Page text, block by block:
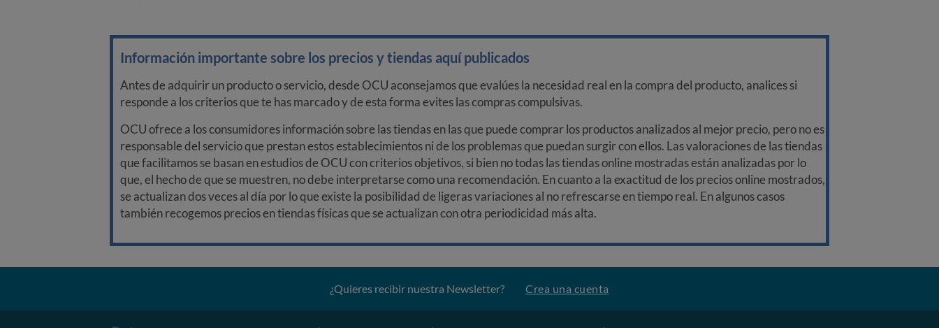
Información importante sobre los precios y tiendas aquí publicados
Antes de adquirir un producto o servicio, desde OCU aconsejamos que evalúes la necesidad real en la compra del producto, analices si
responde a los criterios que te has marcado y de esta forma evites las compras compulsivas.
OCU ofrece a los consumidores información sobre las tiendas en las que puede comprar los productos analizados al mejor precio, pero no es
responsable del servicio que prestan estos establecimientos ni de los problemas que puedan surgir con ellos. Las valoraciones de las tiendas
que facilitamos se basan en estudios de OCU con criterios objetivos, si bien no todas las tiendas online mostradas están analizadas por lo
que, el hecho de que se muestren, no debe interpretarse como una recomendación. En cuanto a la exactitud de los precios online mostrados,
se actualizan dos veces al día por lo que existe la posibilidad de ligeras variaciones al no refrescarse en tiempo real. En algunos casos
también recogemos precios en tiendas físicas que se actualizan con otra periodicidad más alta.
¿Quieres recibir nuestra Newsletter? Crea una cuenta